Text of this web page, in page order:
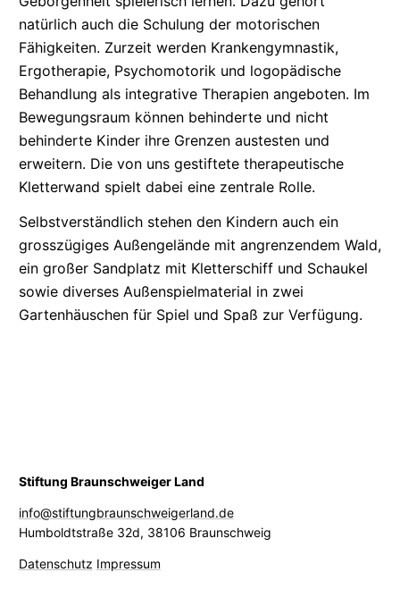
natürlich auch die Schulung der motorischen
Fähigkeiten. Zurzeit werden Krankengymnastik,
Ergotherapie, Psychomotorik und logopädische
Behandlung als integrative Therapien angeboten. Im
Bewegungsraum können behinderte und nicht
behinderte Kinder ihre Grenzen austesten und
erweitern. Die von uns gestiftete therapeutische
Kletterwand spielt dabei eine zentrale Rolle.
Selbstverständlichstehen den Kindern auch ein
grosszügiges Außengelände mit angrenzendem Wald,
ein großer Sandplatz mit Kletterschiff und Schaukel
sowie diverses Außenspielmaterial in zwei
Gartenhäuschen für Spiel und Spaß zur Verfügung.
Stiftung Braunschweiger Land
info@stiftungbraunschweigerland.de
Humboldtstraße 32d, 38106 Braunschweig
Datenschutz Impressum